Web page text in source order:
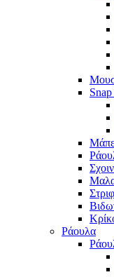
Ράουλα